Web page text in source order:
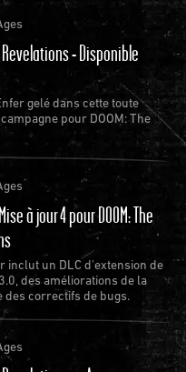
de choses
la “Maman d'id,” je
ma mère. J'adore
importante pour
a veillé sur les
toutes ces années.
pour tout ce qu'ils ont
confiance,” déclare-
chose qui me rend
et reconnaissante
Toutes les cartes,
que j'ai reçus des
ici... c'est tout
Revelations - Disponible
gelé dans cette toute
pour DOOM: The
à jour 4 pour DOOM: The
inclut un DLC d'extension de
des améliorations de la
des correctifs de bugs.